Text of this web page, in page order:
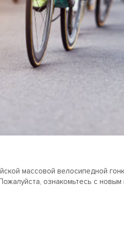
массовой велосипедной
ознакомьтесь с